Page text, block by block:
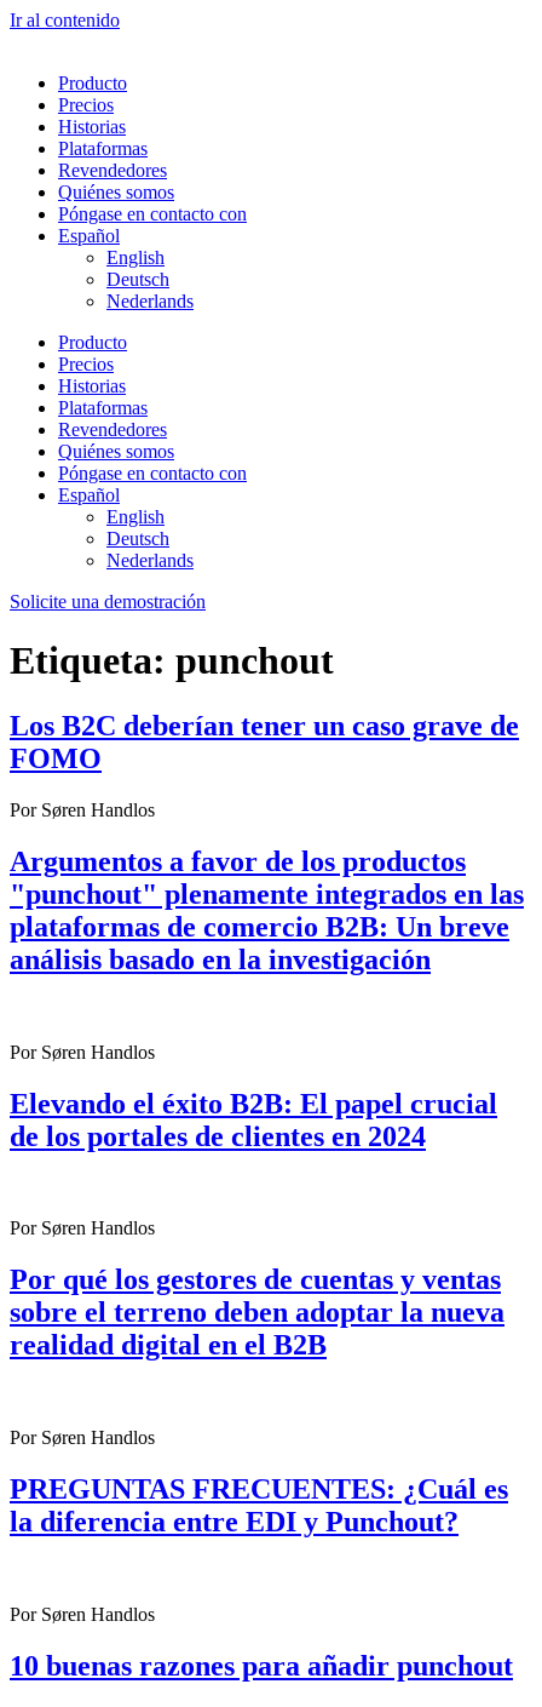
Ir al contenido
Producto
Precios
Historias
Plataformas
Revendedores
Quiénes somos
Póngase en contacto con
Español
English
Deutsch
Nederlands
Producto
Precios
Historias
Plataformas
Revendedores
Quiénes somos
Póngase en contacto con
Español
English
Deutsch
Nederlands
Solicite una demostración
Etiqueta: punchout
Los B2C deberían tener un caso grave de
FOMO
Por Søren Handlos
Argumentos a favor de los productos
"punchout" plenamente integrados en las
plataformas de comercio B2B: Un breve
análisis basado en la investigación
Por Søren Handlos
Elevando el éxito B2B: El papel crucial
de los portales de clientes en 2024
Por Søren Handlos
Por qué los gestores de cuentas y ventas
sobre el terreno deben adoptar la nueva
realidad digital en el B2B
Por Søren Handlos
PREGUNTAS FRECUENTES: ¿Cuál es
la diferencia entre EDI y Punchout?
Por Søren Handlos
10 buenas razones para añadir punchout